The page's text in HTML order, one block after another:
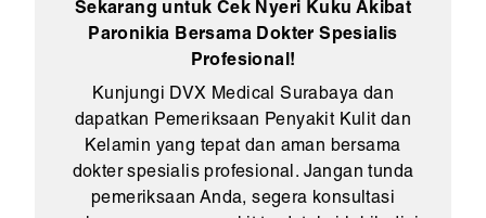
Sekarang untuk Cek Nyeri Kuku Akibat
Paronikia Bersama Dokter Spesialis
Profesional!
Kunjungi DVX Medical Surabaya dan
dapatkan Pemeriksaan Penyakit Kulit dan
Kelamin yang tepat dan aman bersama
dokter spesialis profesional. Jangan tunda
pemeriksaan Anda, segera konsultasi